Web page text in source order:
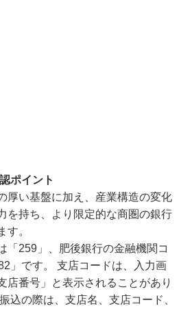
ポイント
厚い基盤に加え、産業構造の変化
を持ち、より限定的な商圏の銀行
す。
「259」、肥後銀行の金融機関コ
」です。 支店コードは、入力画
店番号」と表示されることがあり
込の際は、支店名、支店コード、